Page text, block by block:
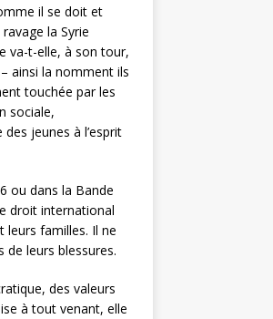
il se doit et
la Syrie
va-t-elle, à son tour,
ainsi la nomment ils
touchée par les
sociale,
jeunes à l’esprit
ou dans la Bande
droit international
leurs familles. Il ne
de leurs blessures.
des valeurs
à tout venant, elle